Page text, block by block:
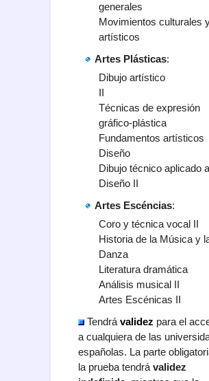
Movimientos culturales
artísticos
Artes Plásticas:
Dibujo artístico
II
Técnicas de expresión
gráfico-plástica
Fundamentos artísticos
Diseño
Dibujo técnico aplicado
Diseño II
Artes Escéncias:
Coro y técnica vocal II
Historia de la Música y
Danza
Literatura dramática
Análisis musical II
Artes Escénicas II
Tendrá validez para el
a cualquiera de las
españolas. La parte
la prueba tendrá validez